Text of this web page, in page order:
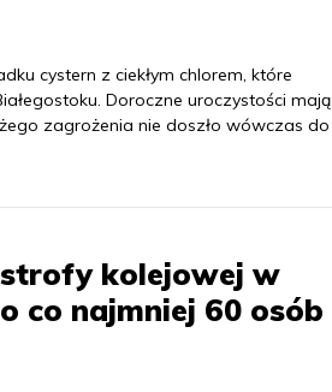
cystern z ciekłym chlorem, które
Doroczne uroczystości mają
zagrożenia nie doszło wówczas do
kolejowej w
co najmniej 60 osób